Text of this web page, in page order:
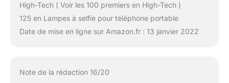
High-Tech ( Voir les 100 premiers en High-Tech )
125 en Lampes à selfie pour téléphone portable
Date de mise en ligne sur Amazon.fr : 13 janvier 2022
Note de la rédaction 16/20